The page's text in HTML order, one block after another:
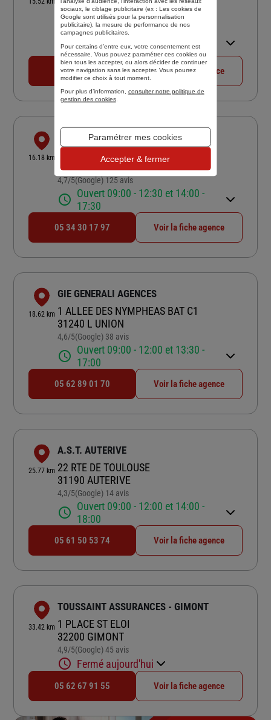
31400 TOULOUSE
4,4/5Note de 4.4 sur 5
(Google) 71 avis
Ouvert 09:00 - 12:30 et 14:00 -
17:30
05 62 16 35 00 Voir la fiche agence
16.18 km
SARL ASSURE & VIE
3 RUE LEON BOURJADE
31500 TOULOUSE
4,7/5Note de 4.7 sur 5
(Google) 125 avis
Ouvert 09:00 - 12:30 et 14:00 -
17:30
05 34 30 17 97 Voir la fiche agence
18.62 km
GIE GENERALI AGENCES
1 ALLEE DES NYMPHEAS BAT C1
31240 L UNION
4,6/5Note de 4.6 sur 5
(Google) 38 avis
Ouvert 09:00 - 12:00 et 13:30 -
17:00
05 62 89 01 70 Voir la fiche agence
25.77 km
A.S.T. AUTERIVE
22 RTE DE TOULOUSE
31190 AUTERIVE
4,3/5Note de 4.3 sur 5
(Google) 14 avis
Ouvert 09:00 - 12:00 et 14:00 -
18:00
05 61 50 53 74 Voir la fiche agence
33.42 km
TOUSSAINT ASSURANCES - GIMONT
1 PLACE ST ELOI
32200 GIMONT
4,9/5Note de 4.9 sur 5
(Google) 45 avis
Fermé aujourd'hui
05 62 67 91 55 Voir la fiche agence
sociaux, le ciblage publicitaire (ex : Les cookies de
Google sont utilisés pour la personnalisation
publicitaire), la mesure de performance de nos
campagnes publicitaires.
Pour certains d’entre eux, votre consentement est
nécessaire. Vous pouvez paramétrer ces cookies ou
bien tous les accepter, ou alors décider de continuer
votre navigation sans les accepter. Vous pourrez
modifier ce choix à tout moment.
Pour plus d’information, consulter notre politique de
gestion des cookies.
Paramétrer mes cookies
Accepter & fermer